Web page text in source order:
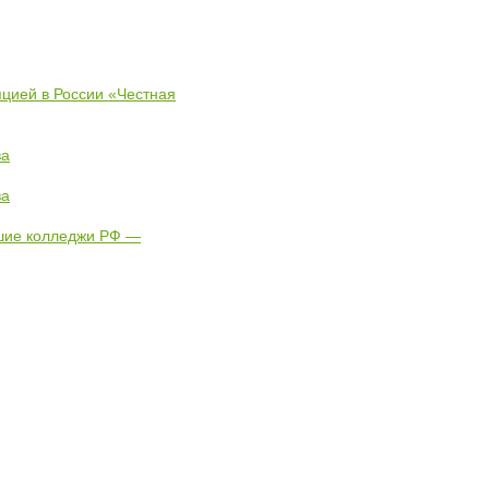
в России «Честная
колледжи РФ —